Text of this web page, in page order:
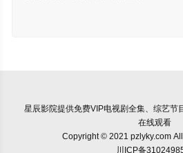
星辰影院提供免费VIP电视剧全集、综艺节
在线观看
Copyright © 2021 pzlyky.com
川ICP备